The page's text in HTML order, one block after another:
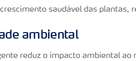
saudável das plantas,
ambiental
reduz o impacto ambiental ao